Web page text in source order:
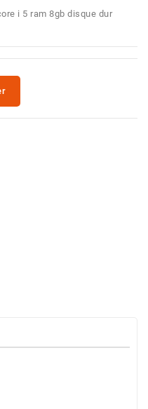
i 5 ram 8gb disque dur